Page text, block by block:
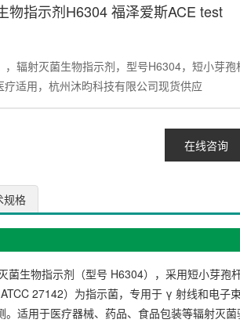
物指示剂H6304 福泽爱斯ACE test
，辐射灭菌生物指示剂，型号H6304，短小芽孢
适用，杭州沐昀科技有限公司现货供应
在线咨询
规格
菌生物指示剂（型号 H6304），采用短小芽孢
ATCC 27142）为指示菌，专用于 γ 射线和电子
。适用于医疗器械、药品、食品包装等辐射灭菌